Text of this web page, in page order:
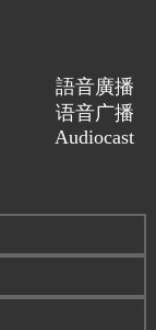
語音廣播
语音广播
Audiocast